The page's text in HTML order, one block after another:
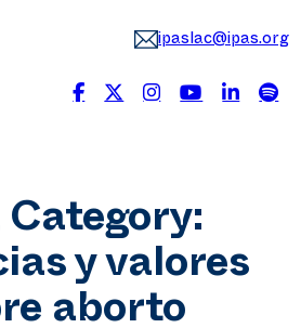
ipaslac@ipas.org
Category:
y valores
aborto